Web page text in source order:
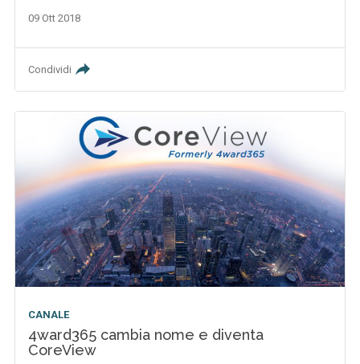
09 Ott 2018
Condividi
CANALE
4ward365 cambia nome e diventa
CoreView